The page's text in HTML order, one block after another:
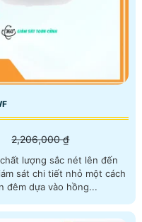
2,206,000 ₫
lượng sắc nét lên đến
sát chi tiết nhỏ một cách
ban đêm dựa vào hồng...